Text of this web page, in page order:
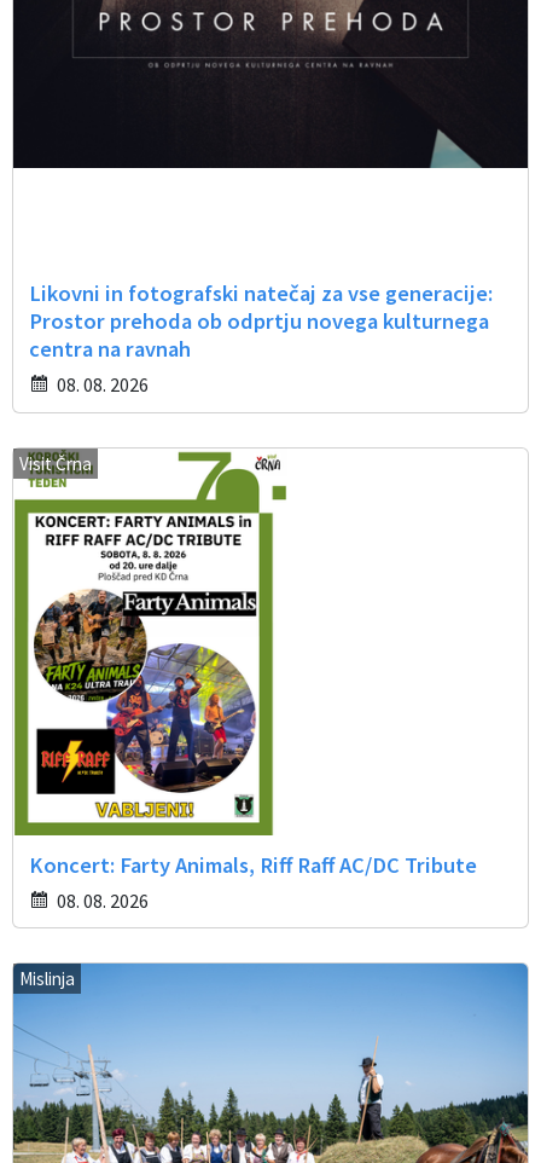
Likovni in fotografski natečaj za vse generacije:
Prostor prehoda ob odprtju novega kulturnega
centra na ravnah
08. 08. 2026
Visit Črna
Koncert: Farty Animals, Riff Raff AC/DC Tribute
08. 08. 2026
Mislinja